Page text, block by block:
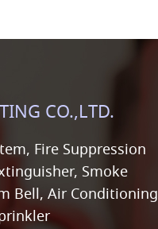
CO.,LTD.
Fire Suppression
Smoke
Bell, Air Conditioning